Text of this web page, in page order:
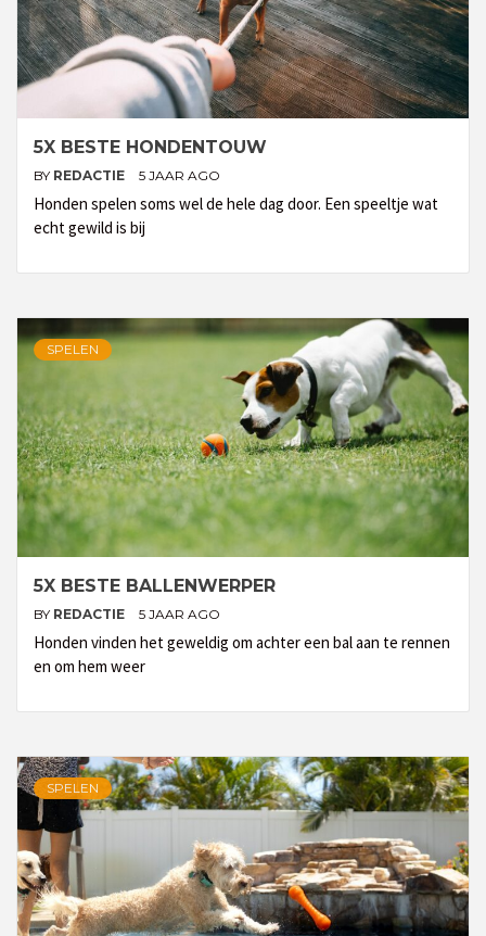
5X BESTE HONDENTOUW
BY REDACTIE 5 JAAR AGO
Honden spelen soms wel de hele dag door. Een speeltje wat
echt gewild is bij
SPELEN
5X BESTE BALLENWERPER
BY REDACTIE 5 JAAR AGO
Honden vinden het geweldig om achter een bal aan te rennen
en om hem weer
SPELEN